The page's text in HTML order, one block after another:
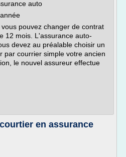
auto
pouvez changer de contrat
12 mois. L'assurance auto-
devez au préalable choisir un
par courrier simple votre ancien
le nouvel assureur effectue
en assurance